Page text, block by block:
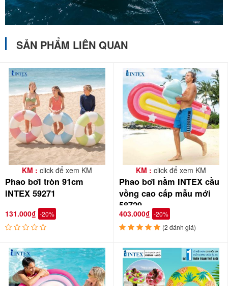
SẢN PHẨM LIÊN QUAN
KM : click để xem KM
Phao bơi tròn 91cm
INTEX 59271
131.000₫ -20%
KM : click để xem KM
Phao bơi nằm INTEX cầu
vồng cao cấp mẫu mới
58729
403.000₫ -20%
(2 đánh giá)